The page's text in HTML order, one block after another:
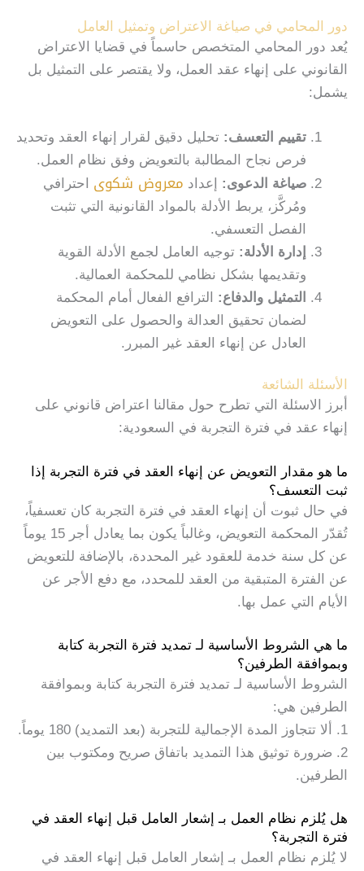
دور المحامي في صياغة الاعتراض وتمثيل العامل
يُعد دور المحامي المتخصص حاسماً في قضايا الاعتراض
القانوني على إنهاء عقد العمل، ولا يقتصر على التمثيل بل
يشمل:
تقييم التعسف: تحليل دقيق لقرار إنهاء العقد وتحديد
فرص نجاح المطالبة بالتعويض وفق نظام العمل.
صياغة الدعوى: إعداد معروض شكوى احترافي
ومُركَّز، يربط الأدلة بالمواد القانونية التي تثبت
الفصل التعسفي.
إدارة الأدلة: توجيه العامل لجمع الأدلة القوية
وتقديمها بشكل نظامي للمحكمة العمالية.
التمثيل والدفاع: الترافع الفعال أمام المحكمة
لضمان تحقيق العدالة والحصول على التعويض
العادل عن إنهاء العقد غير المبرر.
الأسئلة الشائعة
أبرز الاسئلة التي تطرح حول مقالنا اعتراض قانوني على
إنهاء عقد في فترة التجربة في السعودية:
ما هو مقدار التعويض عن إنهاء العقد في فترة التجربة إذا
ثبت التعسف؟
في حال ثبوت أن إنهاء العقد في فترة التجربة كان تعسفياً،
تُقدّر المحكمة التعويض، وغالباً يكون بما يعادل أجر 15 يوماً
عن كل سنة خدمة للعقود غير المحددة، بالإضافة للتعويض
عن الفترة المتبقية من العقد للمحدد، مع دفع الأجر عن
الأيام التي عمل بها.
ما هي الشروط الأساسية لـ تمديد فترة التجربة كتابة
وبموافقة الطرفين؟
الشروط الأساسية لـ تمديد فترة التجربة كتابة وبموافقة
الطرفين هي:
1. ألا تتجاوز المدة الإجمالية للتجربة (بعد التمديد) 180 يوماً.
2. ضرورة توثيق هذا التمديد باتفاق صريح ومكتوب بين
الطرفين.
هل يُلزم نظام العمل بـ إشعار العامل قبل إنهاء العقد في
فترة التجربة؟
لا يُلزم نظام العمل بـ إشعار العامل قبل إنهاء العقد في